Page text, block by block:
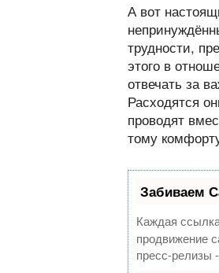
А вот
трудности,
этого в
отвечать за
Расходятся
проводят
тому
Забиваем
Каждая
продвижение
пресс-релизы